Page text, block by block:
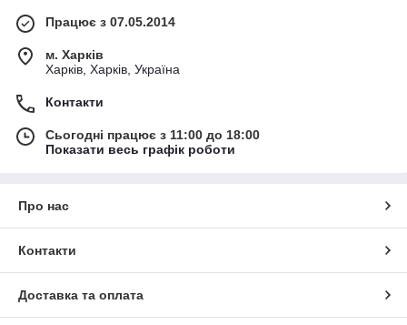
Працює з 07.05.2014
м. Харків
Харків, Харків, Україна
Контакти
Сьогодні працює з 11:00 до 18:00
Показати весь графік роботи
Про нас
Контакти
Доставка та оплата